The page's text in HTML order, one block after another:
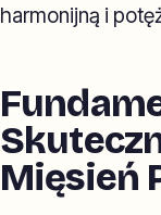
harmonijną i
Mięsień